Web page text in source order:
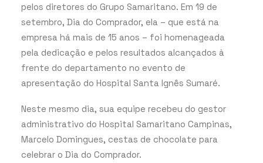
pelos diretores do Grupo Samaritano. Em 19 de
setembro, Dia do Comprador, ela – que está na
empresa há mais de 15 anos – foi homenageada
pela dedicação e pelos resultados alcançados à
frente do departamento no evento de
apresentação do Hospital Santa Ignês Sumaré.
Neste mesmo dia, sua equipe recebeu do gestor
administrativo do Hospital Samaritano Campinas,
Marcelo Domingues, cestas de chocolate para
celebrar o Dia do Comprador.